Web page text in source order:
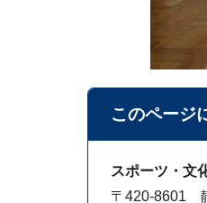
このページ
スポーツ・文
〒420-8601